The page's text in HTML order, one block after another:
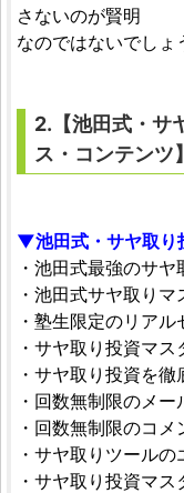
さないのが賢明
なのではないでしょ
2.【池田式・サ
ス・コンテンツ】
▼池田式・サヤ取り
・池田式最強のサヤ
・池田式サヤ取り
・塾生限定のリアル
・サヤ取り投資マ
・サヤ取り投資を
・回数無制限のメー
・回数無制限のコメ
・サヤ取りツール
・サヤ取り投資マ